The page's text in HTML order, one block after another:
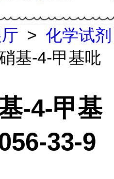
> 化学试剂
基-4-甲基吡
-4-甲基
33-9